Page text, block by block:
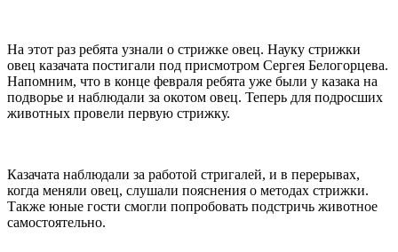
На этот раз ребята узнали о стрижке овец. Науку стрижки
овец казачата постигали под присмотром Сергея Белогорцева.
Напомним, что в конце февраля ребята уже были у казака на
подворье и наблюдали за окотом овец. Теперь для подросших
животных провели первую стрижку.
Казачата наблюдали за работой стригалей, и в перерывах,
когда меняли овец, слушали пояснения о методах стрижки.
Также юные гости смогли попробовать подстричь животное
самостоятельно.